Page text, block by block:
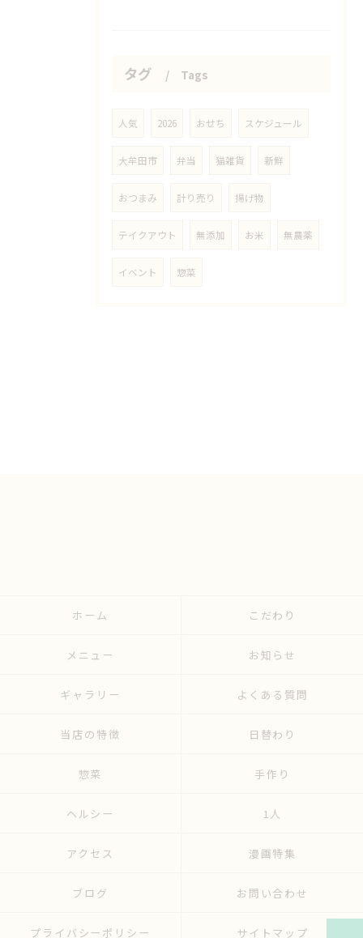
タグ Tags
人気 2026 おせち スケジュール
大牟田市 弁当 猫雑貨 新鮮
おつまみ 計り売り 揚げ物
テイクアウト 無添加 お米 無農薬
イベント 惣菜
ホーム こだわり
メニュー お知らせ
ギャラリー よくある質問
当店の特徴 日替わり
惣菜 手作り
ヘルシー 1人
アクセス 漫画特集
ブログ お問い合わせ
プライバシーポリシー サイトマップ